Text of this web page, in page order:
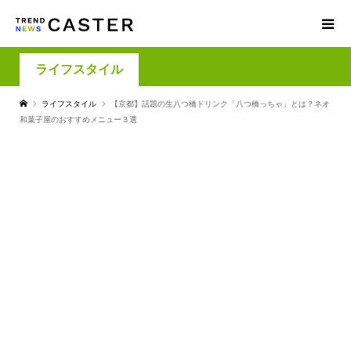
ライフスタイル
ライフスタイル
【京都】話題の生八つ橋ドリンク「八つ橋っちゃ」とは？ネオ
和菓子屋のおすすめメニュー３選